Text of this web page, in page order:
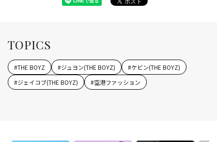
TOPICS
#THE BOYZ #ジュヨン(THE BOYZ) #ケビン(THE BOYZ)
#ジェイコブ(THE BOYZ) #空港ファッション